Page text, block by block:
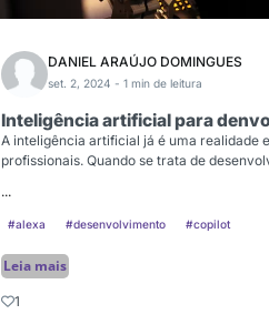
DANIEL ARAÚJO DOMINGUES
set. 2, 2024 - 1 min de leitura
Inteligência artificial para
A inteligência artificial já é uma realidade
profissionais. Quando se trata de
...
#alexa #desenvolvimento #copilot
Leia mais
1